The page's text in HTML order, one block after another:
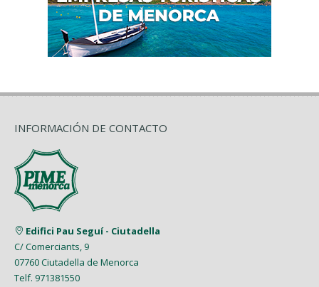
INFORMACIÓN DE CONTACTO
Edifici Pau Seguí - Ciutadella
C/ Comerciants, 9
07760 Ciutadella de Menorca
Telf. 971381550